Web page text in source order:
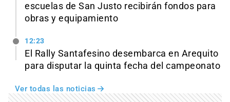
escuelas de San Justo recibirán fondos para
obras y equipamiento
12:23
El Rally Santafesino desembarca en Arequito
para disputar la quinta fecha del campeonato
Ver todas las noticias